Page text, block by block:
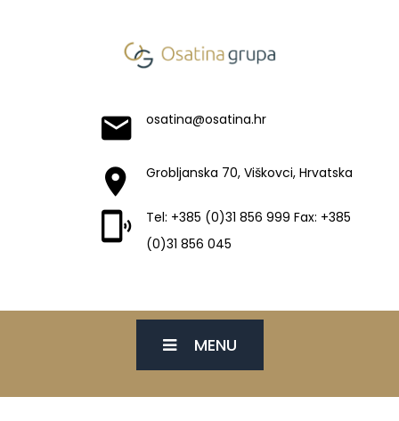
osatina@osatina.hr
Grobljanska 70, Viškovci, Hrvatska
Tel: +385 (0)31 856 999 Fax: +385
(0)31 856 045
MENU